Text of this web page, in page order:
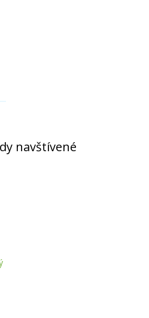
navštívené